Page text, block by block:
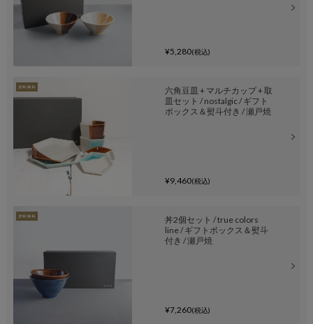
¥5,280(税込)
六角豆皿 + マルチカップ + 取
皿セット / nostalgic / ギフト
ボックス＆熨斗付き / 瀬戸焼
¥9,460(税込)
丼2個セット / true colors
line / ギフトボックス＆熨斗
付き / 瀬戸焼
¥7,260(税込)